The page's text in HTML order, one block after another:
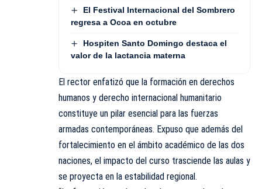
El Festival Internacional del Sombrero
regresa a Ocoa en octubre
Hospiten Santo Domingo destaca el
valor de la lactancia materna
El rector enfatizó que la formación en derechos
humanos y derecho internacional humanitario
constituye un pilar esencial para las fuerzas
armadas contemporáneas. Expuso que además del
fortalecimiento en el ámbito académico de las dos
naciones, el impacto del curso trasciende las aulas y
se proyecta en la estabilidad regional.